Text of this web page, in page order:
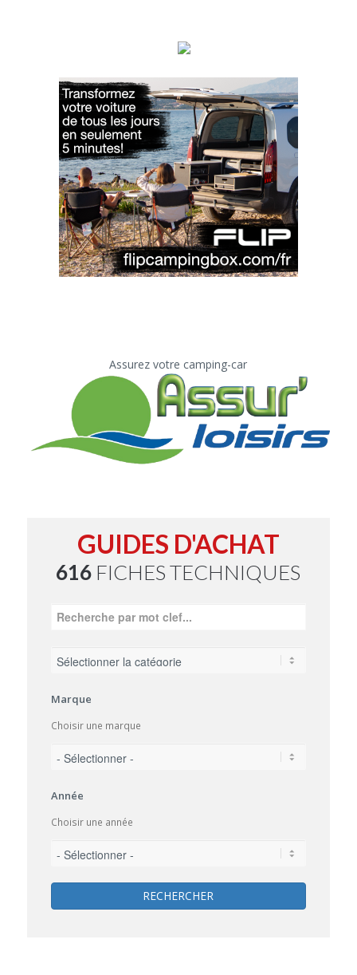
Assurez votre camping-car
GUIDES D'ACHAT
616 FICHES TECHNIQUES
Marque
Choisir une marque
Année
Choisir une année
RECHERCHER